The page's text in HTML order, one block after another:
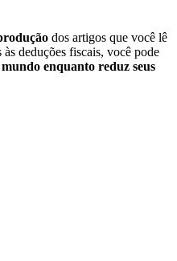
dos artigos que você lê
deduções fiscais, você pode
enquanto reduz seus